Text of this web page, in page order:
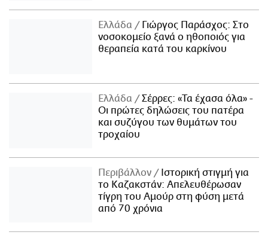
Ελλάδα
Γιώργος Παράσχος: Στο
νοσοκομείο ξανά ο ηθοποιός για
θεραπεία κατά του καρκίνου
Ελλάδα
Σέρρες: «Τα έχασα όλα» -
Οι πρώτες δηλώσεις του πατέρα
και συζύγου των θυμάτων του
τροχαίου
Περιβάλλον
Ιστορική στιγμή για
το Καζακστάν: Απελευθέρωσαν
τίγρη του Αμούρ στη φύση μετά
από 70 χρόνια